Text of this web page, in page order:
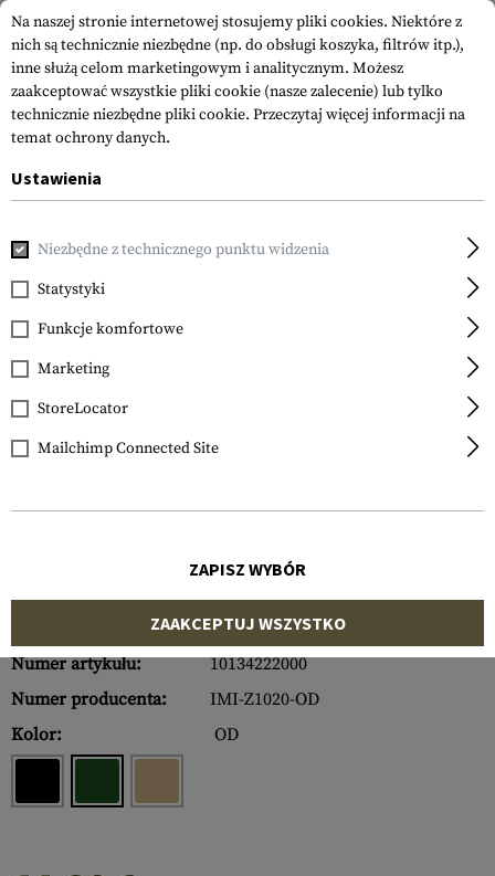
IMI Defense
Roto Paddle Holster for
Glock 19
Numer artykułu:
10134222000
Numer producenta:
IMI-Z1020-OD
Kolor:
OD
Na naszej stronie internetowej stosujemy pliki cookies. Niektóre z
nich są technicznie niezbędne (np. do obsługi koszyka, filtrów itp.),
inne służą celom marketingowym i analitycznym. Możesz
zaakceptować wszystkie pliki cookie (nasze zalecenie) lub tylko
technicznie niezbędne pliki cookie. Przeczytaj więcej informacji na
temat ochrony danych.
Ustawienia
Niezbędne z technicznego punktu widzenia
Statystyki
Funkcje komfortowe
Marketing
StoreLocator
Mailchimp Connected Site
ZAPISZ WYBÓR
ZAAKCEPTUJ WSZYSTKO